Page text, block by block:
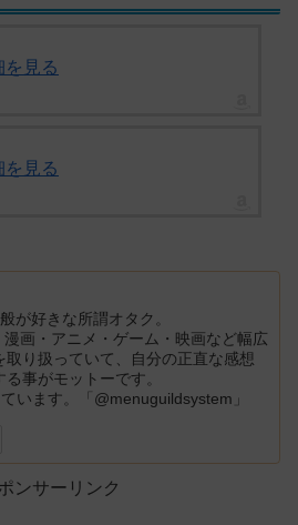
見る
見る
が好きな所謂オタク。
画・アニメ・ゲーム・映画など幅広
取り扱っていて、自分の正直な感想
る事がモットーです。
います。「@menuguildsystem」
ンサーリンク